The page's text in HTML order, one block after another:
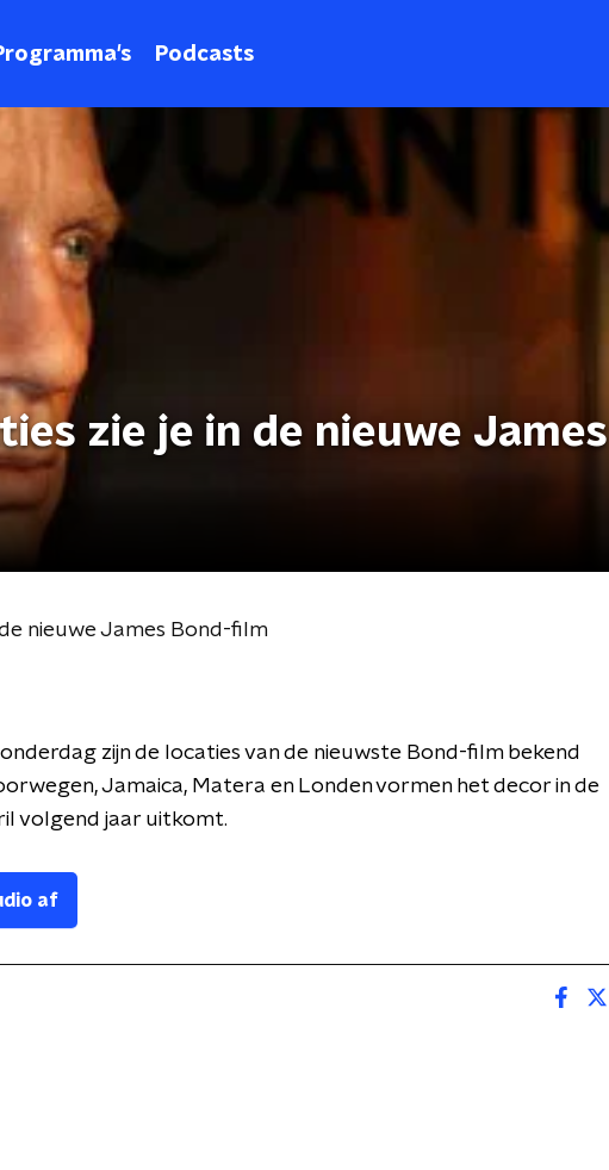
Podcasts
zie je in de nieuwe James
nieuwe James Bond-film
zijn de locaties van de nieuwste Bond-film bekend
Jamaica, Matera en Londen vormen het decor in de
volgend jaar uitkomt.
af